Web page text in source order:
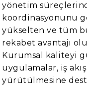
yönetim
koordinasyonunu
yükselten ve tüm
rekabet avantajı
Kurumsal kaliteyi
uygulamalar, iş
yürütülmesine